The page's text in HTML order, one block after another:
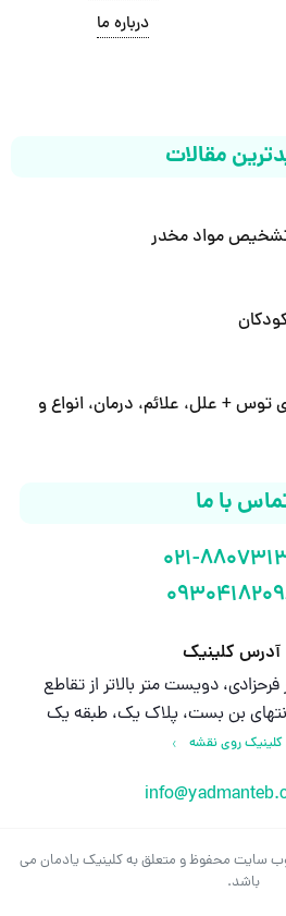
درباره ما
مقالات
تشخیص مواد مخدر
توس + علل، علائم، درمان، انواع و
با ما
تلفن 021-
موبایل
آدرس کلینیک
دویست متر بالاتر از تقاطع
بن بست، پلاک یک، طبقه یک
روی نقشه
سایت محفوظ و متعلق به کلینیک یادمان می
باشد.